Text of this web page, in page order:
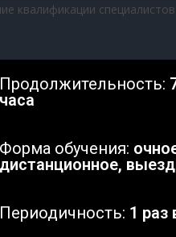
квалификации
Продолжительность:
часа
Форма обучения:
дистанционное,
Периодичность: 1 раз